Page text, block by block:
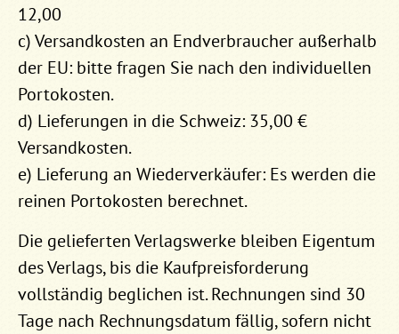
12,00
c) Versandkosten an Endverbraucher außerhalb
der EU: bitte fragen Sie nach den individuellen
Portokosten.
d) Lieferungen in die Schweiz: 35,00 €
Versandkosten.
e) Lieferung an Wiederverkäufer: Es werden die
reinen Portokosten berechnet.
Die gelieferten Verlagswerke bleiben Eigentum
des Verlags, bis die Kaufpreisforderung
vollständig beglichen ist. Rechnungen sind 30
Tage nach Rechnungsdatum fällig, sofern nicht